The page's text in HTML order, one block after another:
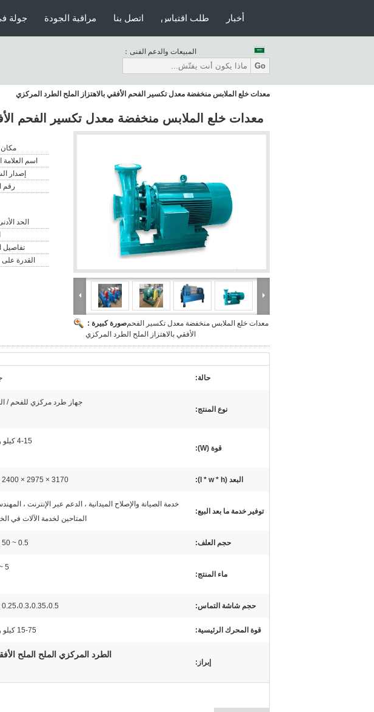
جولة مراقبة الجودة اتصل بنا طلب اقتباس أخبار
المبيعات والدعم الفنى：
Go
معدات خلع الملابس منخفضة معدل تكسير الفحم الأفقي بالاهتزاز الملح الطرد المركزي
معدات خلع الملابس منخفضة معدل تكسير الفحم
صورة كبيرة :معدات خلع الملابس منخفضة معدل تكسير الفحم
الأفقي بالاهتزاز الملح الطرد المركزي
مكان
اسم العلامة
إصدار
رقم
الحد
تفاصيل
القدرة
حالة:
نوع المنتج:
جهاز طرد مركزي للفحم /
قوة (W):
4-15 كيلو واط
البعد (l * w * h): 3170 × 2975 × 2400 ملم
توفير خدمة ما بعد البيع:
خدمة الصيانة والإصلاح الميدانية ، الدعم عبر الإنترنت ،
المتاحين لخدمة الآلات في
حجم العلف: 0.5 ~ 50 ملم
ماء المنتج:
5 ~ 9٪
حجم شاشة التماس: 0.25،0.3،0.35،0.5 ملم
قوة المحرك الرئيسية: 15-75 كيلو واط
إبراز:
الطرد المركزي الملح الملح